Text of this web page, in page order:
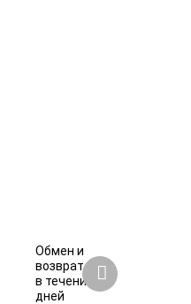
Обмен и
возврат
в течение 7
дней